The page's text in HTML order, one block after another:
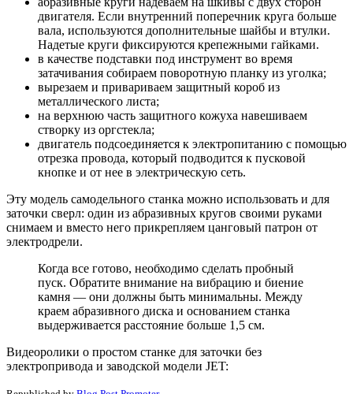
двигателя. Если внутренний поперечник круга больше
вала, используются дополнительные шайбы и втулки.
Надетые круги фиксируются крепежными гайками.
в качестве подставки под инструмент во время
затачивания собираем поворотную планку из уголка;
вырезаем и привариваем защитный короб из
металлического листа;
на верхнюю часть защитного кожуха навешиваем
створку из оргстекла;
двигатель подсоединяется к электропитанию с помощью
отрезка провода, который подводится к пусковой
кнопке и от нее в электрическую сеть.
Эту модель самодельного станка можно использовать и для
заточки сверл: один из абразивных кругов своими руками
снимаем и вместо него прикрепляем цанговый патрон от
электродрели.
Когда все готово, необходимо сделать пробный
пуск. Обратите внимание на вибрацию и биение
камня — они должны быть минимальны. Между
краем абразивного диска и основанием станка
выдерживается расстояние больше 1,5 см.
Видеоролики о простом станке для заточки без
электропривода и заводской модели JET: